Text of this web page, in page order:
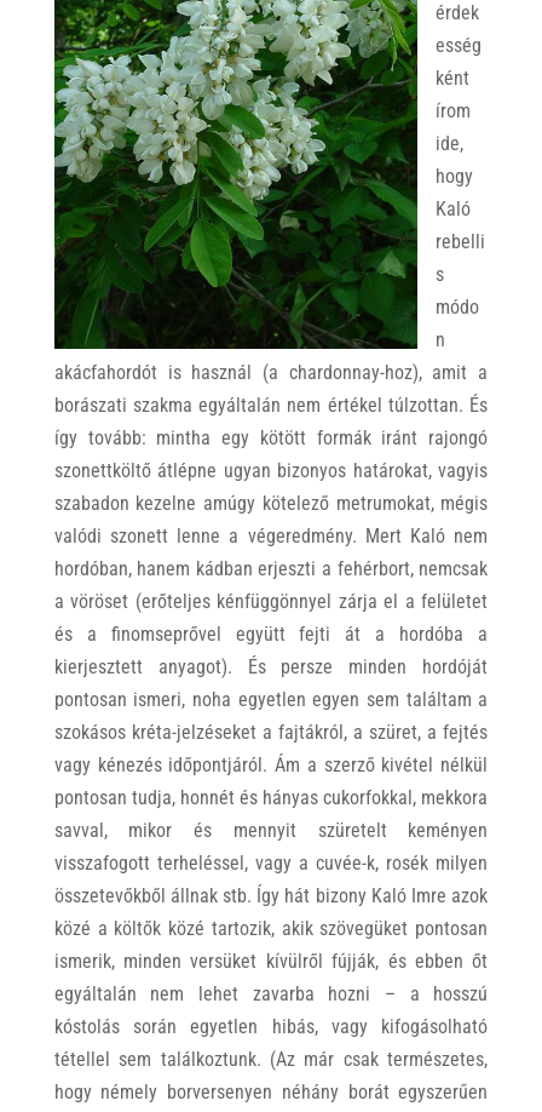
érdek
esség
ként
írom
ide,
hogy
Kaló
rebelli
s
módo
n
akácfahordót is használ (a chardonnay-hoz), amit a
borászati szakma egyáltalán nem értékel túlzottan. És
így tovább: mintha egy kötött formák iránt rajongó
szonettköltő átlépne ugyan bizonyos határokat, vagyis
szabadon kezelne amúgy kötelező metrumokat, mégis
valódi szonett lenne a végeredmény. Mert Kaló nem
hordóban, hanem kádban erjeszti a fehérbort, nemcsak
a vöröset (erőteljes kénfüggönnyel zárja el a felületet
és a finomseprővel együtt fejti át a hordóba a
kierjesztett anyagot). És persze minden hordóját
pontosan ismeri, noha egyetlen egyen sem találtam a
szokásos kréta-jelzéseket a fajtákról, a szüret, a fejtés
vagy kénezés időpontjáról. Ám a szerző kivétel nélkül
pontosan tudja, honnét és hányas cukorfokkal, mekkora
savval, mikor és mennyit szüretelt keményen
visszafogott terheléssel, vagy a cuvée-k, rosék milyen
összetevőkből állnak stb. Így hát bizony Kaló Imre azok
közé a költők közé tartozik, akik szövegüket pontosan
ismerik, minden versüket kívülről fújják, és ebben őt
egyáltalán nem lehet zavarba hozni – a hosszú
kóstolás során egyetlen hibás, vagy kifogásolható
tétellel sem találkoztunk. (Az már csak természetes,
hogy némely borversenyen néhány borát egyszerűen